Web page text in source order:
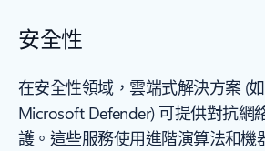
安全性
在安全性領域，雲端式解決方案 (
Microsoft Defender) 可提供對抗網
護。這些服務使用進階演算法和機